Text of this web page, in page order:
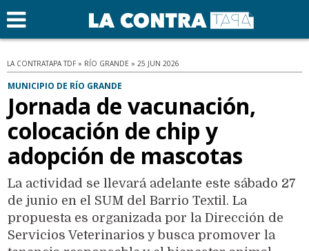
LA CONTRATAPA TDF » RÍO GRANDE » 25 JUN 2026
MUNICIPIO DE RÍO GRANDE
Jornada de vacunación,
colocación de chip y
adopción de mascotas
La actividad se llevará adelante este sábado 27
de junio en el SUM del Barrio Textil. La
propuesta es organizada por la Dirección de
Servicios Veterinarios y busca promover la